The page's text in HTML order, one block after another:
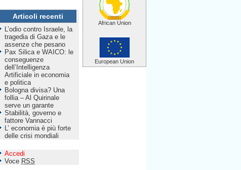
Articoli recenti
L’odio contro Israele, la
tragedia di Gaza e le
assenze che pesano
Pax Silica e WAICO: le
conseguenze
dell’Intelligenza
Artificiale in economia
e politica
Bologna divisa? Una
follia – Al Quirinale
serve un garante
Stabilità, governo e
fattore Vannacci
L’ economia è più forte
delle crisi mondiali
Accedi
Voce RSS
African Union
European Union